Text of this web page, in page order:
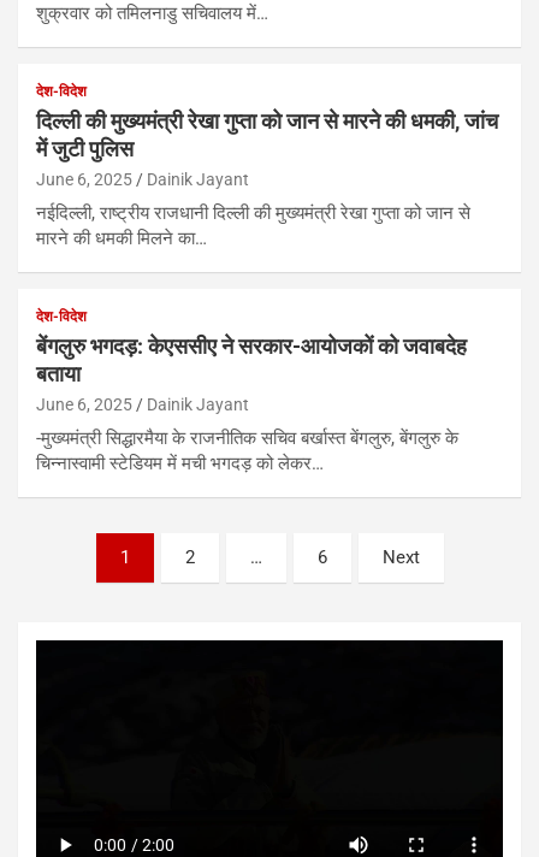
शुक्रवार को तमिलनाडु सचिवालय में…
देश-विदेश
दिल्ली की मुख्यमंत्री रेखा गुप्ता को जान से मारने की धमकी, जांच
में जुटी पुलिस
June 6, 2025 Dainik Jayant
नईदिल्ली, राष्ट्रीय राजधानी दिल्ली की मुख्यमंत्री रेखा गुप्ता को जान से
मारने की धमकी मिलने का…
देश-विदेश
बेंगलुरु भगदड़: केएससीए ने सरकार-आयोजकों को जवाबदेह
बताया
June 6, 2025 Dainik Jayant
-मुख्यमंत्री सिद्धारमैया के राजनीतिक सचिव बर्खास्त बेंगलुरु, बेंगलुरु के
चिन्नास्वामी स्टेडियम में मची भगदड़ को लेकर…
pagination
1 2 … 6 Next